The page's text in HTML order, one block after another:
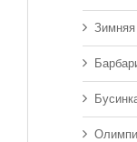
Зимняя